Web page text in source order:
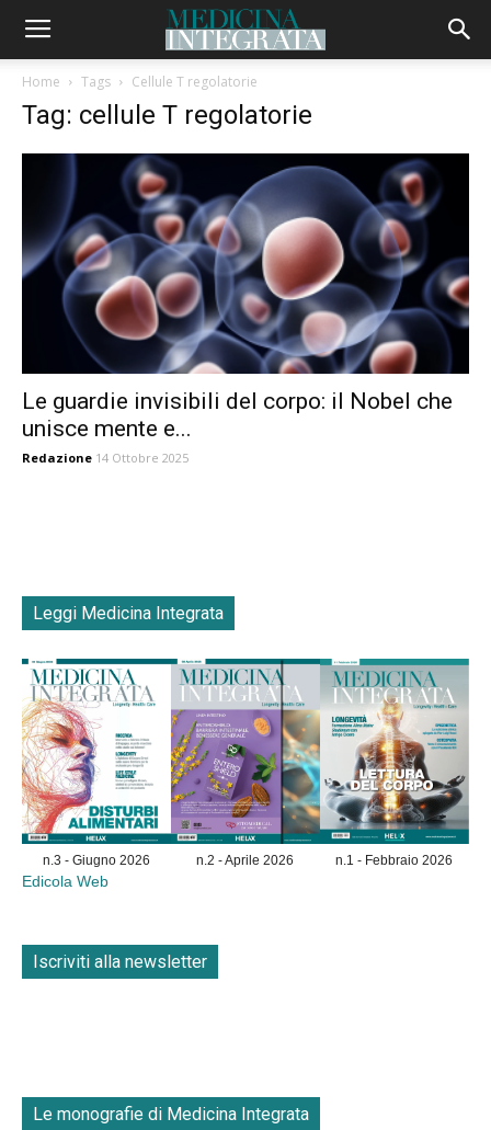
Home Tags Cellule T regolatorie
Tag: cellule T regolatorie
Le guardie invisibili del corpo: il Nobel che
unisce mente e...
Redazione 14 Ottobre 2025
Leggi Medicina Integrata
n.3 - Giugno 2026 n.2 - Aprile 2026 n.1 - Febbraio 2026
Edicola Web
Iscriviti alla newsletter
Le monografie di Medicina Integrata